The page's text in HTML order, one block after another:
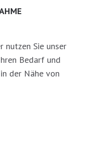
nutzen Sie unser
Bedarf und
der Nähe von